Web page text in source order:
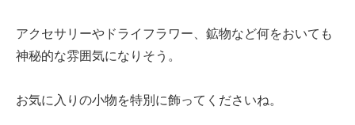
アクセサリーやドライフラワー、鉱物など何をおいても
神秘的な雰囲気になりそう。
お気に入りの小物を特別に飾ってくださいね。